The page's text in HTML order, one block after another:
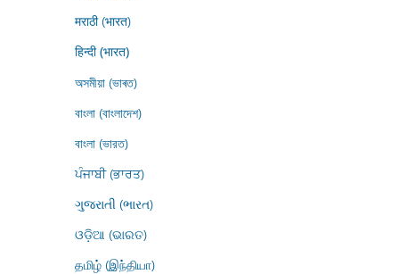
मराठी (भारत)
हिन्दी (भारत)
অসমীয়া (ভাৰত)
বাংলা (বাংলাদেশ)
বাংলা (ভারত)
ਪੰਜਾਬੀ (ਭਾਰਤ)
ગુજરાતી (ભારત)
ଓଡ଼ିଆ (ଭାରତ)
தமிழ் (இந்தியா)